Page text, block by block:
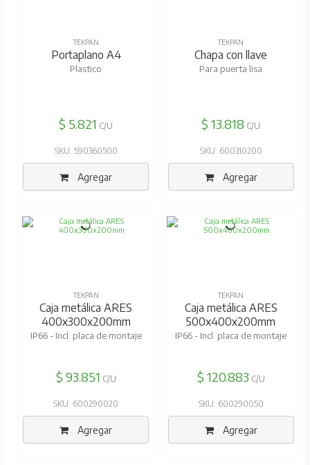
TEKPAN
Portaplano A4
Plastico
$ 5.821 C/U
SKU: 590360500
Agregar
TEKPAN
Chapa con llave
Para puerta lisa
$ 13.818 C/U
SKU: 600310200
Agregar
TEKPAN
Caja metálica ARES
400x300x200mm
IP66 - Incl. placa de montaje
$ 93.851 C/U
SKU: 600290020
Agregar
TEKPAN
Caja metálica ARES
500x400x200mm
IP66 - Incl. placa de montaje
$ 120.883 C/U
SKU: 600290050
Agregar